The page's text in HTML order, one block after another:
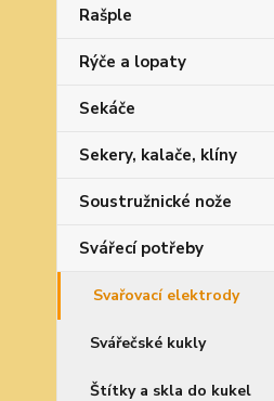
Rašple
Rýče a lopaty
Sekáče
Sekery, kalače, klíny
Soustružnické nože
Svářecí potřeby
Svařovací elektrody
Svářečské kukly
Štítky a skla do kukel